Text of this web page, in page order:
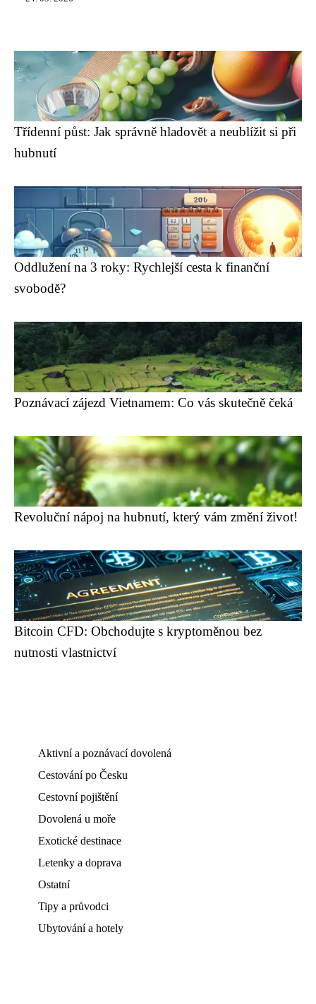
Třídenní půst: Jak správně hladovět a neublížit si při
hubnutí
Oddlužení na 3 roky: Rychlejší cesta k finanční
svobodě?
Poznávací zájezd Vietnamem: Co vás skutečně čeká
Revoluční nápoj na hubnutí, který vám změní život!
Bitcoin CFD: Obchodujte s kryptoměnou bez
nutnosti vlastnictví
Aktivní a poznávací dovolená
Cestování po Česku
Cestovní pojištění
Dovolená u moře
Exotické destinace
Letenky a doprava
Ostatní
Tipy a průvodci
Ubytování a hotely